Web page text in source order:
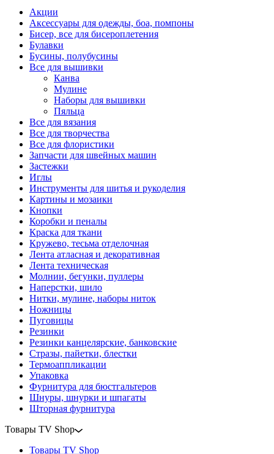
Акции
Аксессуары для одежды, боа, помпоны
Бисер, все для бисероплетения
Булавки
Бусины, полубусины
Все для вышивки
Канва
Мулине
Наборы для вышивки
Пяльца
Все для вязания
Все для творчества
Все для флористики
Запчасти для швейных машин
Застежки
Иглы
Инструменты для шитья и рукоделия
Картины и мозаики
Кнопки
Коробки и пеналы
Краска для ткани
Кружево, тесьма отделочная
Лента атласная и декоративная
Лента техническая
Молнии, бегунки, пуллеры
Наперстки, шило
Нитки, мулине, наборы ниток
Ножницы
Пуговицы
Резинки
Резинки канцелярские, банковские
Стразы, пайетки, блестки
Термоаппликации
Упаковка
Фурнитура для бюстгальтеров
Шнуры, шнурки и шпагаты
Шторная фурнитура
Товары TV Shop
Товары TV Shop